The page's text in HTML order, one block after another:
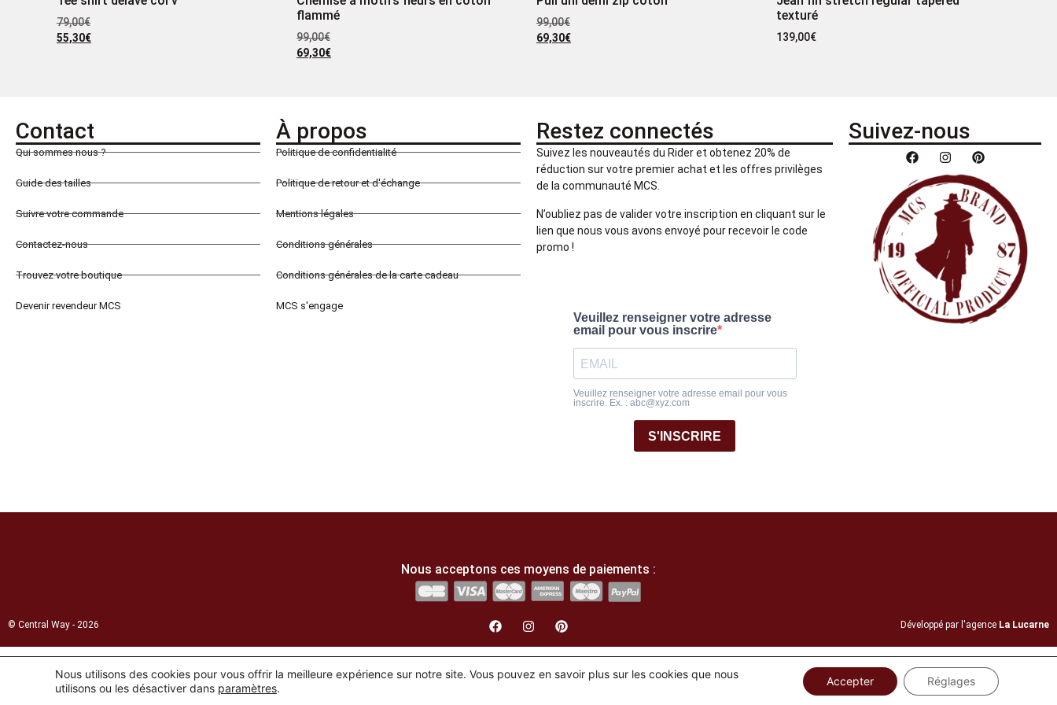
79,00€
55,30€
flammé
99,00€
69,30€
99,00€
69,30€
texturé
139,00€
Contact
Qui sommes nous ?
Guide des tailles
Suivre votre commande
Contactez-nous
Trouvez votre boutique
Devenir revendeur MCS
À propos
Politique de confidentialité
Politique de retour et d'échange
Mentions légales
Conditions générales
Conditions générales de la carte cadeau
MCS s'engage
Restez connectés
Suivez les nouveautés du Rider et obtenez 20% de
réduction sur votre premier achat et les offres privilèges
de la communauté MCS.
N’oubliez pas de valider votre inscription en cliquant sur le
lien que nous vous avons envoyé pour recevoir le code
promo !
Veuillez renseigner votre adresse
email pour vous inscrire
Veuillez renseigner votre adresse email pour vous
inscrire. Ex. : abc@xyz.com
S'INSCRIRE
Suivez-nous
Nous acceptons ces moyens de paiements :
© Central Way - 2026 Développé par l'agence La Lucarne
Nous utilisons des cookies pour vous offrir la meilleure expérience sur notre site. Vous pouvez en savoir plus sur les cookies que nous
utilisons ou les désactiver dans paramètres.
Accepter Réglages